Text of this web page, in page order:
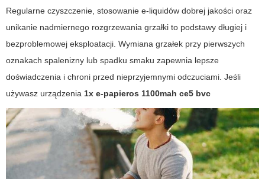
Regularne czyszczenie, stosowanie e-liquidów dobrej jakości oraz
unikanie nadmiernego rozgrzewania grzałki to podstawy długiej i
bezproblemowej eksploatacji. Wymiana grzałek przy pierwszych
oznakach spalenizny lub spadku smaku zapewnia lepsze
doświadczenia i chroni przed nieprzyjemnymi odczuciami. Jeśli
używasz urządzenia 1x e-papieros 1100mah ce5 bvc